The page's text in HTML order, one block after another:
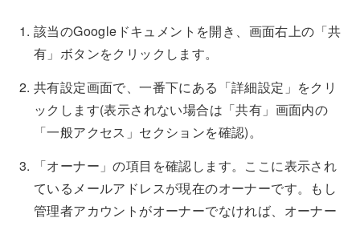
該当のGoogleドキュメントを開き、画面右上の「共
有」ボタンをクリックします。
共有設定画面で、一番下にある「詳細設定」をクリ
ックします(表示されない場合は「共有」画面内の
「一般アクセス」セクションを確認)。
「オーナー」の項目を確認します。ここに表示され
ているメールアドレスが現在のオーナーです。もし
管理者アカウントがオーナーでなければ、オーナー